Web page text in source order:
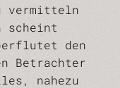
vermitteln
scheint
den
Betrachter
nahezu